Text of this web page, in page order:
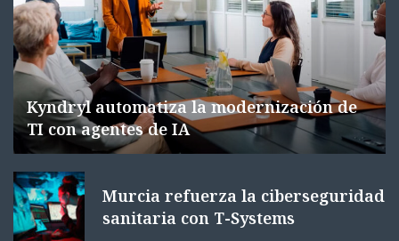
Kyndryl automatiza la modernización de
TI con agentes de IA
Murcia refuerza la ciberseguridad
sanitaria con T-Systems